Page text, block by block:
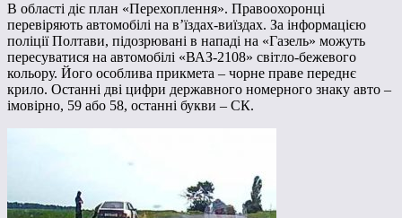
В області діє план «Перехоплення». Правоохоронці
перевіряють автомобілі на в’їздах-виїздах. За інформацією
поліції Полтави, підозрювані в нападі на «Газель» можуть
пересуватися на автомобілі «ВАЗ-2108» світло-бежевого
кольору. Його особлива прикмета – чорне праве переднє
крило. Останні дві цифри державного номерного знаку авто –
імовірно, 59 або 58, останні букви – СК.